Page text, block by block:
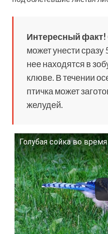
Интересный факт!
может унести сразу
нее находятся в
клюве. В течении
птичка может
желудей.
Голубая сойка во
Смотрите это видео на